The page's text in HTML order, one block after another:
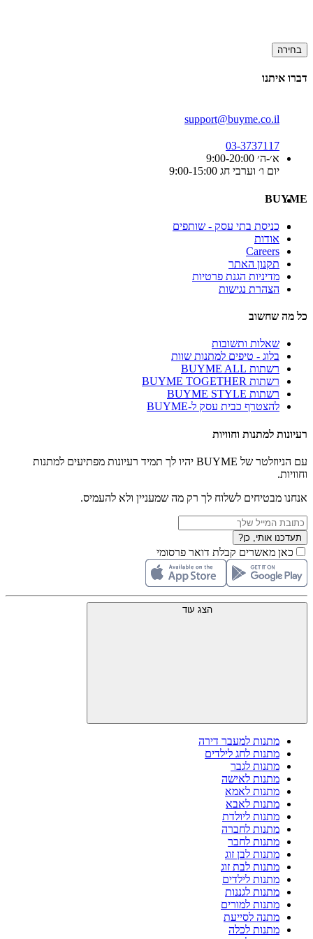
בחירה
דברו איתנו
support@buyme.co.il
03-3737117
א׳-ה׳ 9:00-20:00
יום ו׳ וערבי חג 9:00-15:00
BUYME
כניסת בתי עסק - שותפים
אודות
Careers
תקנון האתר
מדיניות הגנת פרטיות
הצהרת נגישות
כל מה שחשוב
שאלות ותשובות
בלוג - טיפים למתנות שוות
רשתות BUYME ALL
רשתות BUYME TOGETHER
רשתות BUYME STYLE
להצטרף כבית עסק ל-BUYME
רעיונות למתנות וחוויות
עם הניוזלטר של BUYME יהיו לך תמיד רעיונות מפתיעים למתנות
וחוויות.
אנחנו מבטיחים לשלוח לך רק מה שמעניין ולא להעמיס.
תעדכנו אותי, כן?
כאן מאשרים קבלת דואר פרסומי
הצג עוד
מתנות למעבר דירה
מתנות לחג לילדים
מתנות לגבר
מתנות לאישה
מתנות לאמא
מתנות לאבא
מתנות ליולדת
מתנות לחברה
מתנות לחבר
מתנות לבן זוג
מתנות לבת זוג
מתנות לילדים
מתנות לגננות
מתנות למורים
מתנה לסייעת
מתנות לכלה